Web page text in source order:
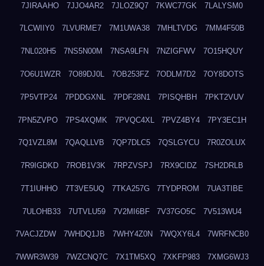
7JIRAAHO 7JJO4AR2 7JLOZ9Q7 7KWC77GK 7LALYSM0
7LCWIIY0 7LVURME7 7M1UWA38 7MHLTVDG 7MM4F50B
7NL020H5 7NS5N00M 7NSA9LFN 7NZIGFWV 7O15HQUY
7O6U1WZR 7O89DJ0L 7OB253FZ 7ODLM7D2 7OY8DOTS
7P5VTP24 7PDDGXNL 7PDF28N1 7PISQHBH 7PKT2VUV
7PN5ZVPO 7PS4XQMK 7PVQC4XL 7PVZ4BY4 7PY3EC1H
7Q1VZL8M 7QAQLLVB 7QP7DLC5 7QSLGYCU 7R0ZOLUX
7R9IGDKD 7ROB1V3K 7RPZVSPJ 7RX9CIDZ 7SH2DRLB
7T1IUHHO 7T3VE5UQ 7TKA257G 7TYDPROM 7UA3TIBE
7ULOHB33 7UTVLU59 7V2MI6BF 7V37GO5C 7V513WU4
7VACJZDW 7WHDQ1JB 7WHY4Z0N 7WQXY6L4 7WRFNCB0
7WWR3W39 7WZCNQ7C 7X1TM5XQ 7XKFP983 7XMG6WJ3